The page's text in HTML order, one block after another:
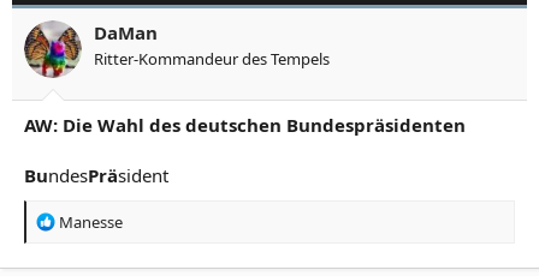
DaMan
Ritter-Kommandeur des Tempels
AW: Die Wahl des deutschen Bundespräsidenten
BundesPräsident
R
a
Manesse